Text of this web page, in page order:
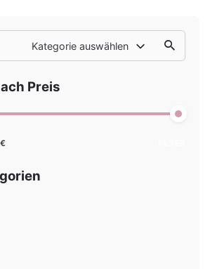
Kategorie auswählen
Preis